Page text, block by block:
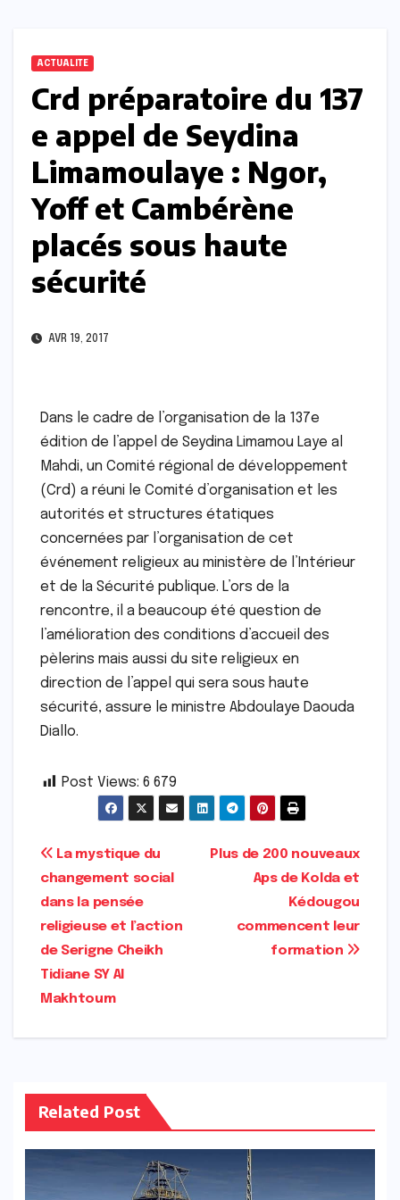
ACTUALITE
Crd préparatoire du 137
e appel de Seydina
Limamoulaye : Ngor,
Yoff et Cambérène
placés sous haute
sécurité
AVR 19, 2017
Dans le cadre de l’organisation de la 137e
édition de l’appel de Seydina Limamou Laye al
Mahdi, un Comité régional de développement
(Crd) a réuni le Comité d’organisation et les
autorités et structures étatiques
concernées par l’organisation de cet
événement religieux au ministère de l’Intérieur
et de la Sécurité publique. L’ors de la
rencontre, il a beaucoup été question de
l’amélioration des conditions d’accueil des
pèlerins mais aussi du site religieux en
direction de l’appel qui sera sous haute
sécurité, assure le ministre Abdoulaye Daouda
Diallo.
Post Views: 6 679
Navigation
de
l’article
Plus de 200 nouveaux
Aps de Kolda et
Kédougou
commencent leur
formation
La mystique du
changement social
dans la pensée
religieuse et l’action
de Serigne Cheikh
Tidiane SY Al
Makhtoum
Related Post